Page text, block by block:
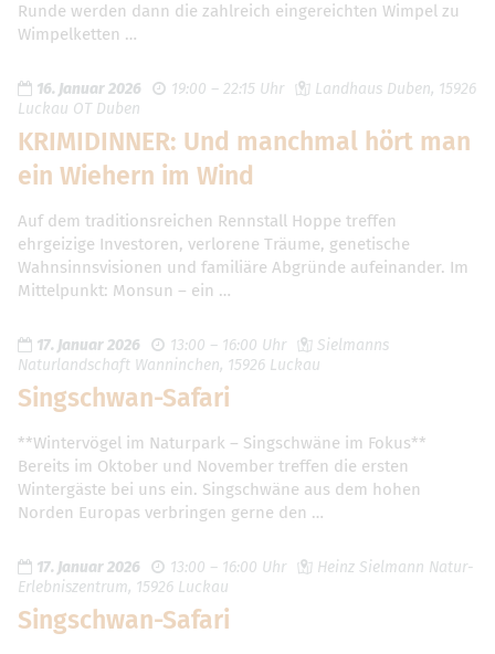
Runde werden dann die zahlreich eingereichten Wimpel zu
Wimpelketten …
16. Januar 2026 19:00 – 22:15 Uhr
Landhaus Duben, 15926
Luckau OT Duben
KRIMIDINNER: Und manchmal hört man
ein Wiehern im Wind
Auf dem traditionsreichen Rennstall Hoppe treffen
ehrgeizige Investoren, verlorene Träume, genetische
Wahnsinnsvisionen und familiäre Abgründe aufeinander. Im
Mittelpunkt: Monsun – ein …
17. Januar 2026 13:00 – 16:00 Uhr
Sielmanns
Naturlandschaft Wanninchen, 15926 Luckau
Singschwan-Safari
**Wintervögel im Naturpark – Singschwäne im Fokus**
Bereits im Oktober und November treffen die ersten
Wintergäste bei uns ein. Singschwäne aus dem hohen
Norden Europas verbringen gerne den …
17. Januar 2026 13:00 – 16:00 Uhr
Heinz Sielmann Natur-
Erlebniszentrum, 15926 Luckau
Singschwan-Safari